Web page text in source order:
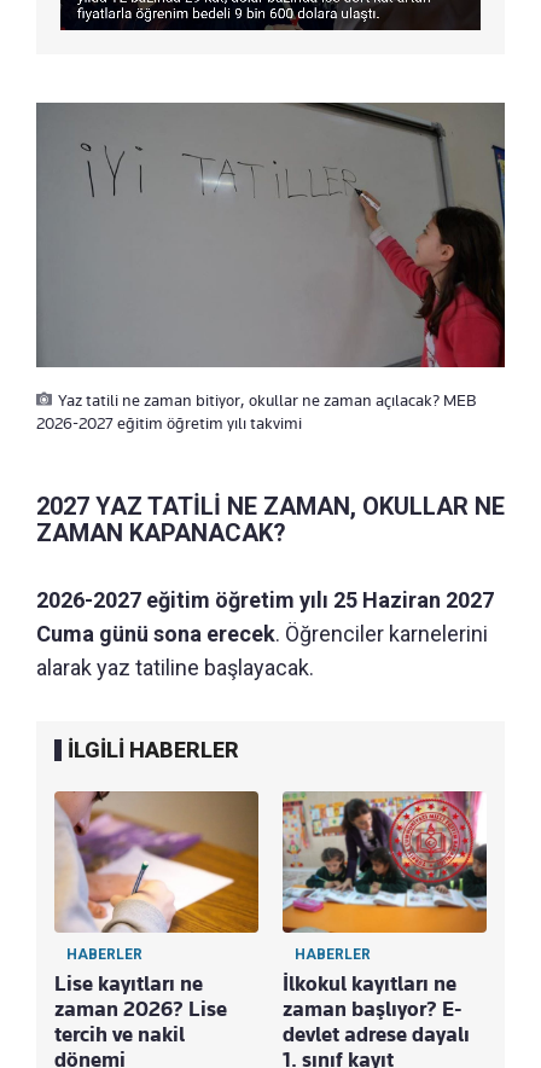
Yaz tatili ne zaman bitiyor, okullar ne zaman açılacak? MEB
2026-2027 eğitim öğretim yılı takvimi
2027 YAZ TATİLİ NE ZAMAN, OKULLAR NE
ZAMAN KAPANACAK?
2026-2027 eğitim öğretim yılı 25 Haziran 2027
Cuma günü sona erecek. Öğrenciler karnelerini
alarak yaz tatiline başlayacak.
İLGİLİ HABERLER
HABERLER
Lise kayıtları ne
zaman 2026? Lise
tercih ve nakil
dönemi
HABERLER
İlkokul kayıtları ne
zaman başlıyor? E-
devlet adrese dayalı
1. sınıf kayıt